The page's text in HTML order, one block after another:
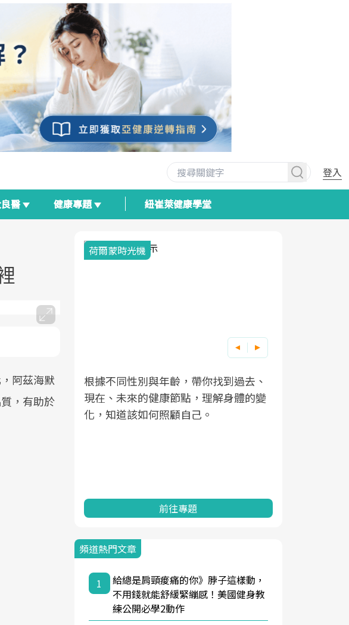
登入
醫 健康專題 紐崔萊健康學堂
阿茲海默
，有助於
正在快速
隨著國家
自身健康
點。
「一站式
到運動，
變化」出
的對話，
荷爾蒙時光機
根據不同性別與年齡，帶你找到過去、
現在、未來的健康節點，理解身體的變
化，知道該如何照顧自己。
前往專題
頻道熱門文章
1
給總是肩頸痠痛的你》脖子這樣動，
不用錢就能舒緩緊繃感！美國健身教
練公開必學2動作